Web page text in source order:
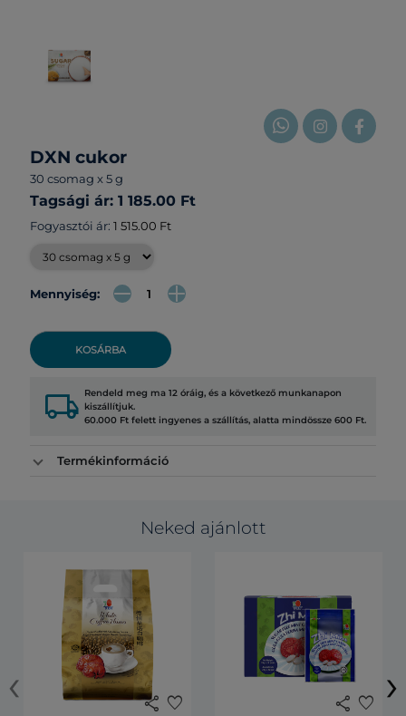
DXN cukor
30 csomag x 5 g
Tagsági ár: 1 185.00 Ft
Fogyasztói ár: 1 515.00 Ft
Mennyiség:
KOSÁRBA
local_shipping Rendeld meg ma 12 óráig, és a következő munkanapon
kiszállítjuk.
60.000 Ft felett ingyenes a szállítás, alatta mindössze 600 Ft.
Termékinformáció
Neked ajánlott
share favorite share favorite
‹ ›